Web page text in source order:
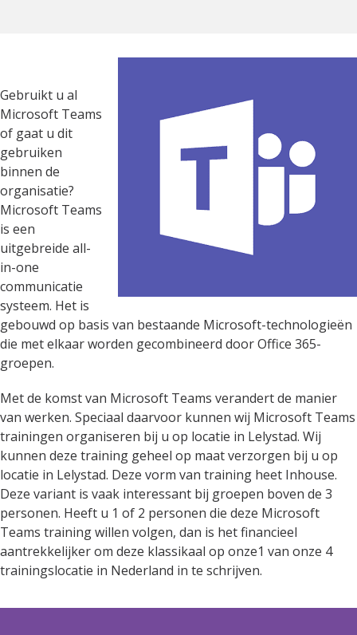
Gebruikt u al
Microsoft Teams
of gaat u dit
gebruiken
binnen de
organisatie?
Microsoft Teams
is een
uitgebreide all-
in-one
communicatie
systeem. Het is
gebouwd op basis van bestaande Microsoft-technologieën
die met elkaar worden gecombineerd door Office 365-
groepen.
Met de komst van Microsoft Teams verandert de manier
van werken. Speciaal daarvoor kunnen wij Microsoft Teams
trainingen organiseren bij u op locatie in Lelystad. Wij
kunnen deze training geheel op maat verzorgen bij u op
locatie in Lelystad. Deze vorm van training heet Inhouse.
Deze variant is vaak interessant bij groepen boven de 3
personen. Heeft u 1 of 2 personen die deze Microsoft
Teams training willen volgen, dan is het financieel
aantrekkelijker om deze klassikaal op onze1 van onze 4
trainingslocatie in Nederland in te schrijven.